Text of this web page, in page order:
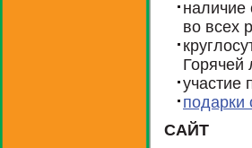
наличие
во всех
Горячей
участие
подарки
САЙТ